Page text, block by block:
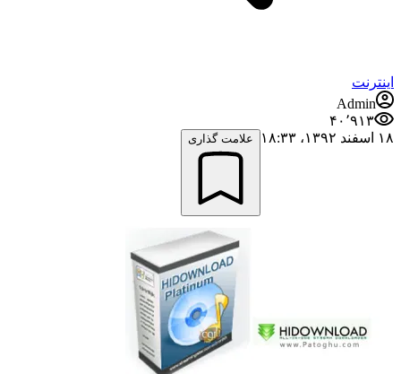
Admin
۴۰٬۹۱۳
۱۳۹۲،‏ ۱۸:۳۳
علامت گذاری